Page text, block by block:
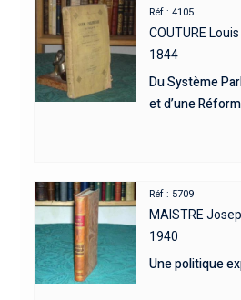
Réf : 4105
COUTURE Louis
1844
Du Système
et d’une
Réf : 5709
MAISTRE
1940
Une politique